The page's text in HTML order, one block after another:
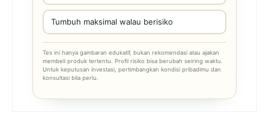
Tumbuh maksimal walau berisiko
Tes ini hanya gambaran edukatif, bukan rekomendasi atau ajakan
membeli produk tertentu. Profil risiko bisa berubah seiring waktu.
Untuk keputusan investasi, pertimbangkan kondisi pribadimu dan
konsultasi bila perlu.